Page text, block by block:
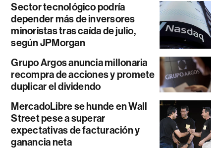
Sector tecnológico podría
depender más de inversores
minoristas tras caída de julio,
según JPMorgan
Grupo Argos anuncia millonaria
recompra de acciones y promete
duplicar el dividendo
MercadoLibre se hunde en Wall
Street pese a superar
expectativas de facturación y
ganancia neta